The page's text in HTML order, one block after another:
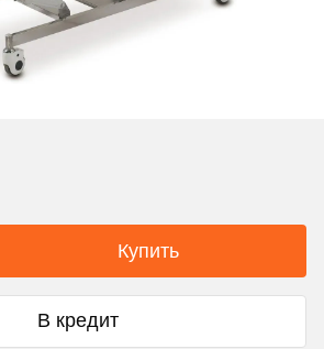
Купить
В кредит